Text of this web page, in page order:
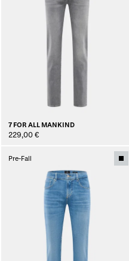
7 FOR ALL MANKIND
229,00 €
Pre-Fall